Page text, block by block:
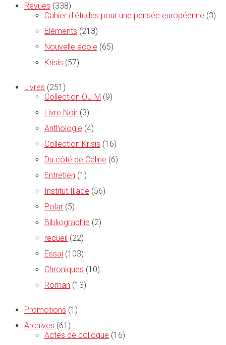
Revues (338)
Cahier d’études pour une pensée européenne (3)
Éléments (213)
Nouvelle école (65)
Krisis (57)
Livres (251)
Collection OJIM (9)
Livre Noir (3)
Anthologie (4)
Collection Krisis (16)
Du côté de Céline (6)
Entretien (1)
Institut Iliade (56)
Polar (5)
Bibliographie (2)
recueil (22)
Essai (103)
Chroniques (10)
Roman (13)
Promotions (1)
Archives (61)
Actes de colloque (16)